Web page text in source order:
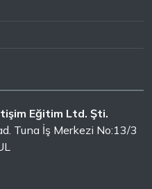
Eğitim Ltd. Şti.
Tuna İş Merkezi No:13/3